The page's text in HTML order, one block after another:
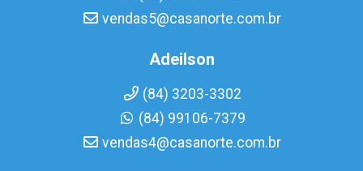
vendas5@casanorte.com.br
Adeilson
(84) 3203-3302
(84) 99106-7379
vendas4@casanorte.com.br